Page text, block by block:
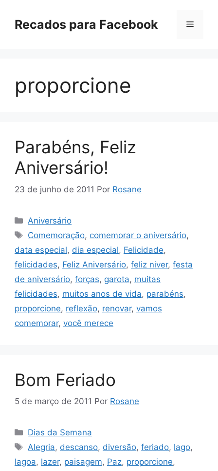
paraRecados para Facebook Menu
proporcione
Parabéns, Feliz
Aniversário!
23 de junho de 2011 Por Rosane
Categorias
Aniversário
Tags
Comemoração, comemorar o aniversário,
data especial, dia especial, Felicidade,
felicidades, Feliz Aniversário, feliz niver, festa
de aniversário, forças, garota, muitas
felicidades, muitos anos de vida, parabéns,
proporcione, reflexão, renovar, vamos
comemorar, você merece
Bom Feriado
5 de março de 2011 Por Rosane
Categorias
Dias da Semana
Tags
Alegria, descanso, diversão,feriado, lago,
lagoa, lazer, paisagem, Paz, proporcione,